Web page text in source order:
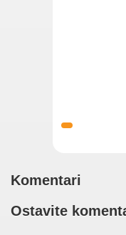
Komentari
Ostavite